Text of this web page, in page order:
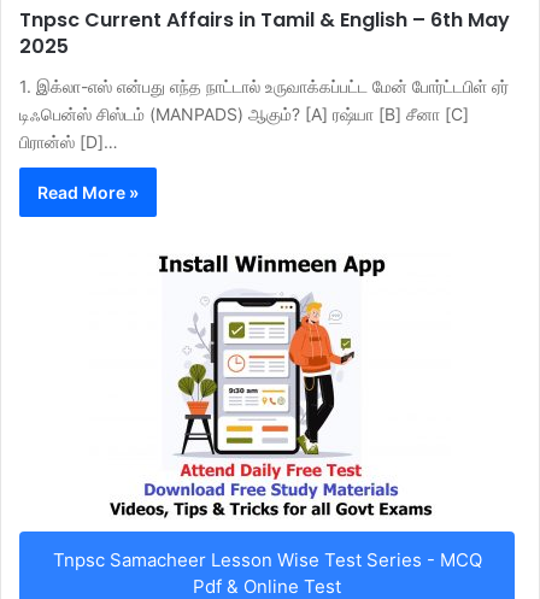
Tnpsc Current Affairs in Tamil & English – 6th May
2025
1. இக்லா-எஸ் என்பது எந்த நாட்டால் உருவாக்கப்பட்ட மேன் போர்ட்டபிள் ஏர்
டிஃபென்ஸ் சிஸ்டம் (MANPADS) ஆகும்? [A] ரஷ்யா [B] சீனா [C]
பிரான்ஸ் [D]…
Read More »
Tnpsc Samacheer Lesson Wise Test Series - MCQ
Pdf & Online Test